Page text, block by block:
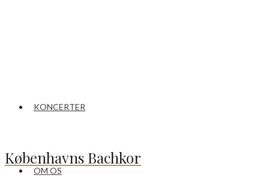
KONCERTER
OM OS
Københavns Bachkor